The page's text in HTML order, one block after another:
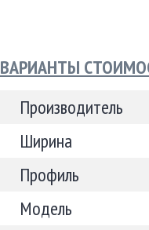
ВАРИАНТЫ
Производитель
Ширина
Профиль
Модель